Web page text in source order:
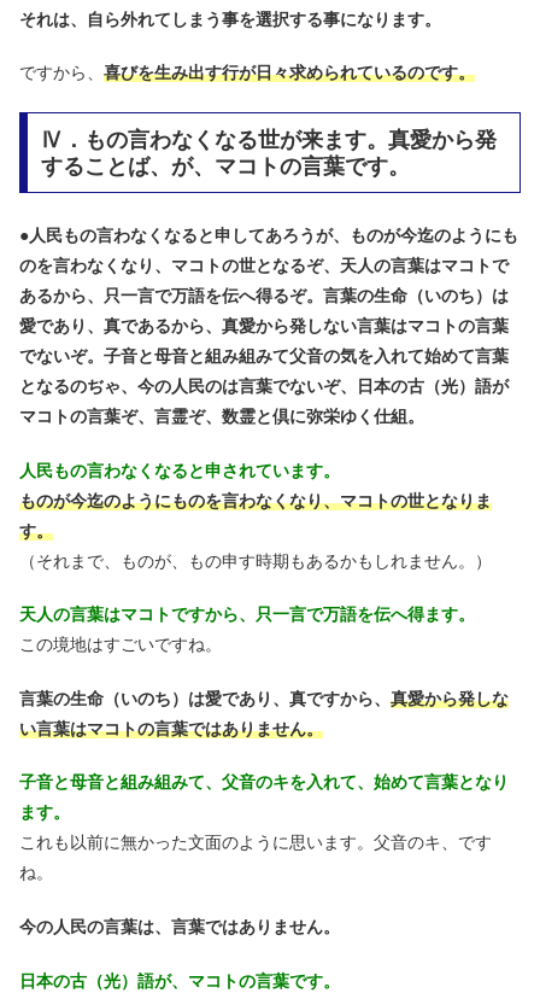
それは、自ら外れてしまう事を選択する事になります。
ですから、 喜びを生み出す行が日々求められているのです。
Ⅳ．もの言わなくなる世が来ます。真愛から発
することば、が、マコトの言葉です。
●人民もの言わなくなると申してあろうが、ものが今迄のようにも
のを言わなくなり、マコトの世となるぞ、天人の言葉はマコトで
あるから、只一言で万語を伝へ得るぞ。言葉の生命（いのち）は
愛であり、真であるから、真愛から発しない言葉はマコトの言葉
でないぞ。子音と母音と組み組みて父音の気を入れて始めて言葉
となるのぢゃ、今の人民のは言葉でないぞ、日本の古（光）語が
マコトの言葉ぞ、言霊ぞ、数霊と倶に弥栄ゆく仕組。
人民もの言わなくなると申されています。
ものが今迄のようにものを言わなくなり、マコトの世となりま
す。
（それまで、ものが、もの申す時期もあるかもしれません。）
天人の言葉はマコトですから、只一言で万語を伝へ得ます。
この境地はすごいですね。
言葉の生命（いのち）は愛であり、真ですから、 真愛から発しな
い言葉はマコトの言葉ではありません。
子音と母音と組み組みて、父音のキを入れて、始めて言葉となり
ます。
これも以前に無かった文面のように思います。父音のキ、です
ね。
今の人民の言葉は、言葉ではありません。
日本の古（光）語が、マコトの言葉です。